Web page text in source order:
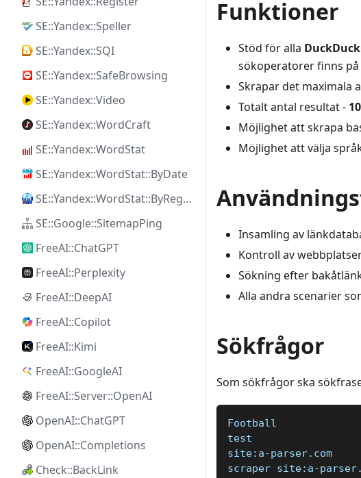
SE::Yandex::Speller
SE::Yandex::SQI
SE::Yandex::SafeBrowsing
SE::Yandex::Video
SE::Yandex::WordCraft
SE::Yandex::WordStat
SE::Yandex::WordStat::ByDate
SE::Yandex::WordStat::ByRegion
SE::Google::SitemapPing
FreeAI::ChatGPT
FreeAI::Perplexity
FreeAI::DeepAI
FreeAI::Copilot
FreeAI::Kimi
FreeAI::GoogleAI
FreeAI::Server::OpenAI
OpenAI::ChatGPT
OpenAI::Completions
Check::BackLink
Funktioner
Stöd för alla
sökoperatorer finns
Skrapar det maximala
Totalt antal resultat -
Möjlighet att skrapa
Möjlighet att välja
Insamling av
Kontroll av
Sökning efter
Alla andra scenarier
Sökfrågor
Som sökfrågor ska
Football
test
site:a-parser.com
scraper site:a-